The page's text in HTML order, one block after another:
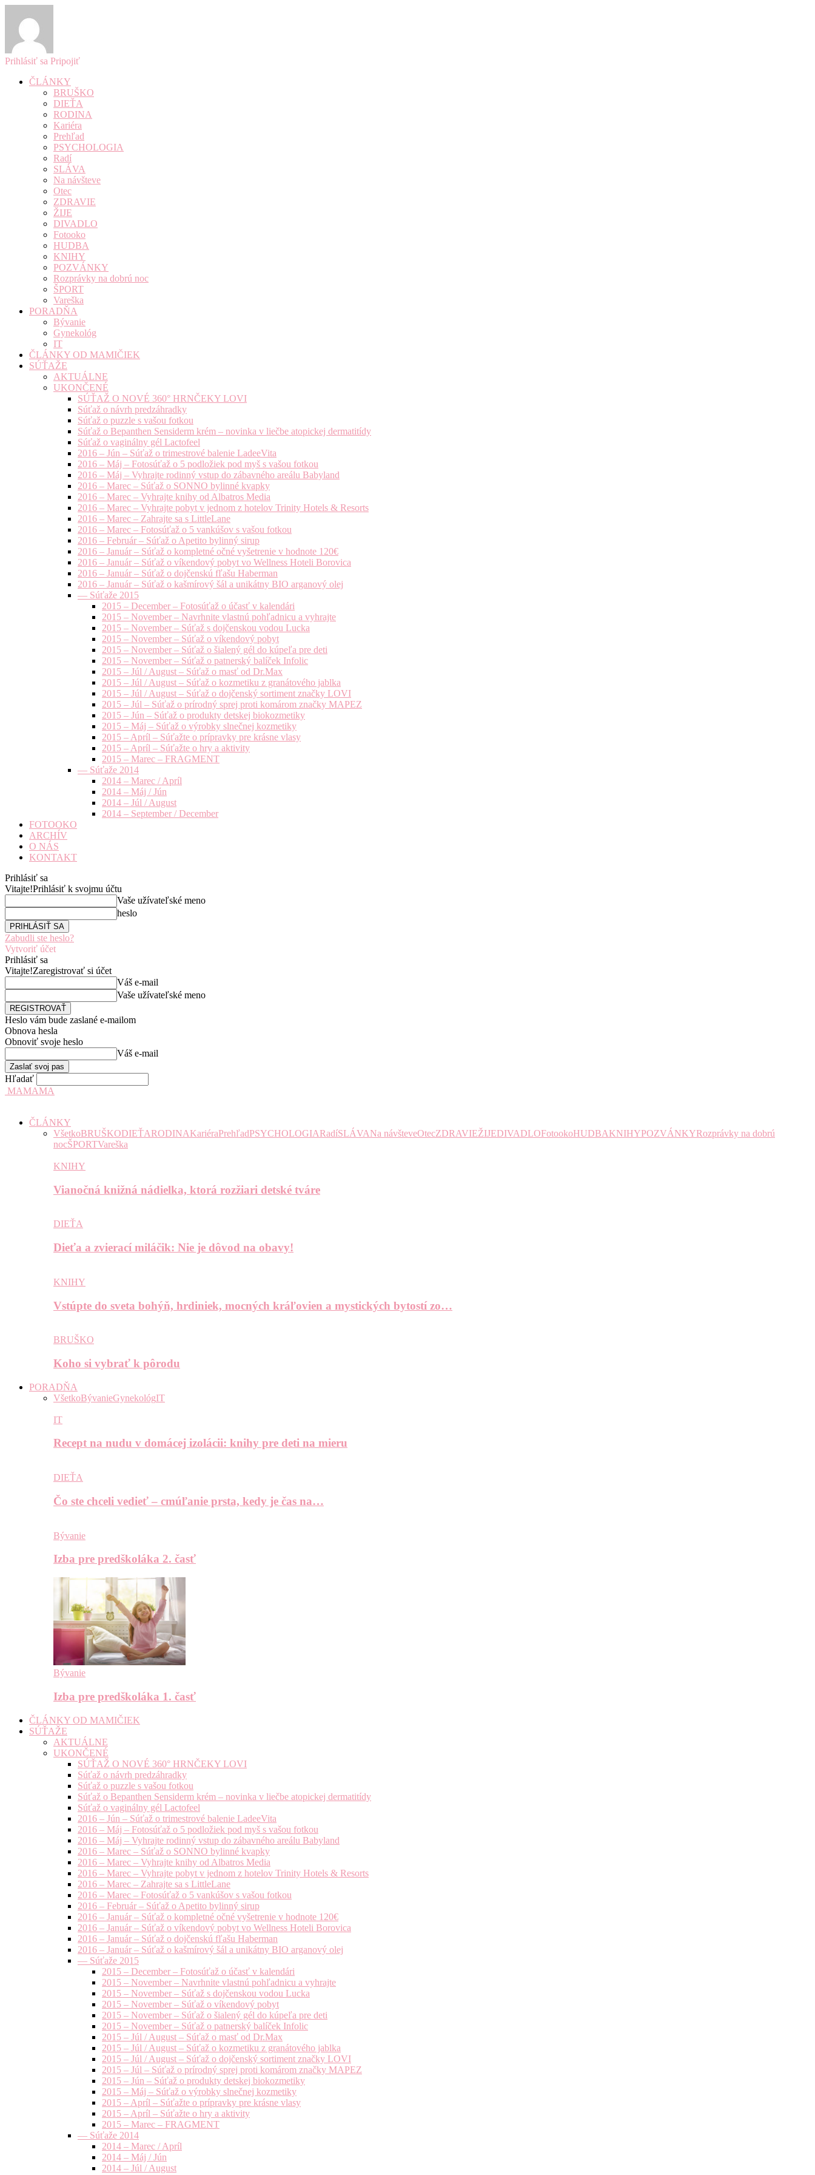
Prihlásiť sa Pripojiť
ČLÁNKY
BRUŠKO
DIEŤA
RODINA
Kariéra
Prehľad
PSYCHOLOGIA
Radí
SLÁVA
Na návšteve
Otec
ZDRAVIE
ŽIJE
DIVADLO
Fotooko
HUDBA
KNIHY
POZVÁNKY
Rozprávky na dobrú noc
ŠPORT
Vareška
PORADŇA
Bývanie
Gynekológ
IT
ČLÁNKY OD MAMIČIEK
SÚŤAŽE
AKTUÁLNE
UKONČENÉ
SÚŤAŽ O NOVÉ 360° HRNČEKY LOVI
Súťaž o návrh predzáhradky
Súťaž o puzzle s vašou fotkou
Súťaž o Bepanthen Sensiderm krém – novinka v liečbe atopickej dermatitídy
Súťaž o vaginálny gél Lactofeel
2016 – Jún – Súťaž o trimestrové balenie LadeeVita
2016 – Máj – Fotosúťaž o 5 podložiek pod myš s vašou fotkou
2016 – Máj – Vyhrajte rodinný vstup do zábavného areálu Babyland
2016 – Marec – Súťaž o SONNO bylinné kvapky
2016 – Marec – Vyhrajte knihy od Albatros Media
2016 – Marec – Vyhrajte pobyt v jednom z hotelov Trinity Hotels & Resorts
2016 – Marec – Zahrajte sa s LittleLane
2016 – Marec – Fotosúťaž o 5 vankúšov s vašou fotkou
2016 – Február – Súťaž o Apetito bylinný sirup
2016 – Január – Súťaž o kompletné očné vyšetrenie v hodnote 120€
2016 – Január – Súťaž o víkendový pobyt vo Wellness Hoteli Borovica
2016 – Január – Súťaž o dojčenskú fľašu Haberman
2016 – Január – Súťaž o kašmírový šál a unikátny BIO arganový olej
— Súťaže 2015
2015 – December – Fotosúťaž o účasť v kalendári
2015 – November – Navrhnite vlastnú pohľadnicu a vyhrajte
2015 – November – Súťaž s dojčenskou vodou Lucka
2015 – November – Súťaž o víkendový pobyt
2015 – November – Súťaž o šialený gél do kúpeľa pre deti
2015 – November – Súťaž o patnerský balíček Infolic
2015 – Júl / August – Súťaž o masť od Dr.Max
2015 – Júl / August – Súťaž o kozmetiku z granátového jablka
2015 – Júl / August – Súťaž o dojčenský sortiment značky LOVI
2015 – Júl – Súťaž o prírodný sprej proti komárom značky MAPEZ
2015 – Jún – Súťaž o produkty detskej biokozmetiky
2015 – Máj – Súťaž o výrobky slnečnej kozmetiky
2015 – Apríl – Súťažte o prípravky pre krásne vlasy
2015 – Apríl – Súťažte o hry a aktivity
2015 – Marec – FRAGMENT
— Súťaže 2014
2014 – Marec / Apríl
2014 – Máj / Jún
2014 – Júl / August
2014 – September / December
FOTOOKO
ARCHÍV
O NÁS
KONTAKT
Prihlásiť sa
Vitajte!Prihlásiť k svojmu účtu
Vaše užívateľské meno
heslo
Zabudli ste heslo?
Vytvoriť účet
Prihlásiť sa
Vitajte!Zaregistrovať si účet
Váš e-mail
Vaše užívateľské meno
Heslo vám bude zaslané e-mailom
Obnova hesla
Obnoviť svoje heslo
Váš e-mail
Hľadať
MAMAMA
ČLÁNKY
VšetkoBRUŠKODIEŤARODINAKariéraPrehľadPSYCHOLOGIARadíSLÁVANa návšteveOtecZDRAVIEŽIJEDIVADLOFotookoHUDBAKNIHYPOZVÁNKYRozprávky na dobrú
nocŠPORTVareška
KNIHY
Vianočná knižná nádielka, ktorá rozžiari detské tváre
DIEŤA
Dieťa a zvierací miláčik: Nie je dôvod na obavy!
KNIHY
Vstúpte do sveta bohýň, hrdiniek, mocných kráľovien a mystických bytostí zo…
BRUŠKO
Koho si vybrať k pôrodu
PORADŇA
VšetkoBývanieGynekológIT
IT
Recept na nudu v domácej izolácii: knihy pre deti na mieru
DIEŤA
Čo ste chceli vedieť – cmúľanie prsta, kedy je čas na…
Bývanie
Izba pre predškoláka 2. časť
Bývanie
Izba pre predškoláka 1. časť
ČLÁNKY OD MAMIČIEK
SÚŤAŽE
AKTUÁLNE
UKONČENÉ
SÚŤAŽ O NOVÉ 360° HRNČEKY LOVI
Súťaž o návrh predzáhradky
Súťaž o puzzle s vašou fotkou
Súťaž o Bepanthen Sensiderm krém – novinka v liečbe atopickej dermatitídy
Súťaž o vaginálny gél Lactofeel
2016 – Jún – Súťaž o trimestrové balenie LadeeVita
2016 – Máj – Fotosúťaž o 5 podložiek pod myš s vašou fotkou
2016 – Máj – Vyhrajte rodinný vstup do zábavného areálu Babyland
2016 – Marec – Súťaž o SONNO bylinné kvapky
2016 – Marec – Vyhrajte knihy od Albatros Media
2016 – Marec – Vyhrajte pobyt v jednom z hotelov Trinity Hotels & Resorts
2016 – Marec – Zahrajte sa s LittleLane
2016 – Marec – Fotosúťaž o 5 vankúšov s vašou fotkou
2016 – Február – Súťaž o Apetito bylinný sirup
2016 – Január – Súťaž o kompletné očné vyšetrenie v hodnote 120€
2016 – Január – Súťaž o víkendový pobyt vo Wellness Hoteli Borovica
2016 – Január – Súťaž o dojčenskú fľašu Haberman
2016 – Január – Súťaž o kašmírový šál a unikátny BIO arganový olej
— Súťaže 2015
2015 – December – Fotosúťaž o účasť v kalendári
2015 – November – Navrhnite vlastnú pohľadnicu a vyhrajte
2015 – November – Súťaž s dojčenskou vodou Lucka
2015 – November – Súťaž o víkendový pobyt
2015 – November – Súťaž o šialený gél do kúpeľa pre deti
2015 – November – Súťaž o patnerský balíček Infolic
2015 – Júl / August – Súťaž o masť od Dr.Max
2015 – Júl / August – Súťaž o kozmetiku z granátového jablka
2015 – Júl / August – Súťaž o dojčenský sortiment značky LOVI
2015 – Júl – Súťaž o prírodný sprej proti komárom značky MAPEZ
2015 – Jún – Súťaž o produkty detskej biokozmetiky
2015 – Máj – Súťaž o výrobky slnečnej kozmetiky
2015 – Apríl – Súťažte o prípravky pre krásne vlasy
2015 – Apríl – Súťažte o hry a aktivity
2015 – Marec – FRAGMENT
— Súťaže 2014
2014 – Marec / Apríl
2014 – Máj / Jún
2014 – Júl / August